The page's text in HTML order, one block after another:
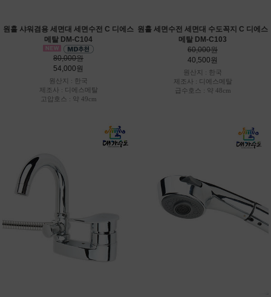
원홀 샤워겸용 세면대 세면수전 C 디에스
메탈 DM-C104
80,000원
54,000원
원산지 : 한국
제조사 : 디에스메탈
고압호스 : 약 49cm
원홀 세면수전 세면대 수도꼭지 C 디에스
메탈 DM-C103
60,000원
40,500원
원산지 : 한국
제조사 : 디에스메탈
급수호스 : 약 48cm